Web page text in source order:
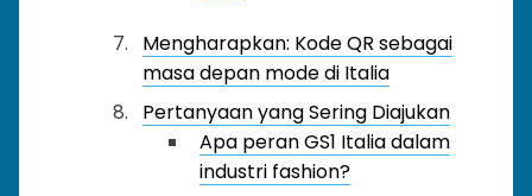
Mengharapkan: Kode QR sebagai
masa depan mode di Italia
Pertanyaan yang Sering Diajukan
Apa peran GS1 Italia dalam
industri fashion?